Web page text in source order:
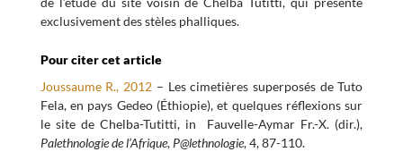
exclusivement des stèles phalliques.
Pour citer cet article
Joussaume R., 2012 – Les cimetières superposés de Tuto
Fela, en pays Gedeo (Éthiopie), et quelques réflexions sur
le site de Chelba-Tutitti, in Fauvelle-Aymar Fr.-X. (dir.),
Palethnologie de l’Afrique, P@lethnologie, 4, 87-110.